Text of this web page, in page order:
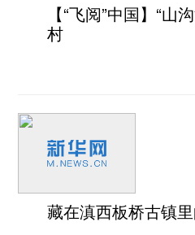
【“飞阅”中国】“山
村
藏在滇西板桥古镇